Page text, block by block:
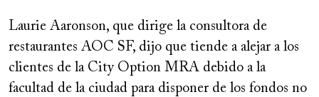
Laurie Aaronson, que dirige la consultora de
restaurantes AOC SF, dijo que tiende a alejar a los
clientes de la City Option MRA debido a la
facultad de la ciudad para disponer de los fondos no